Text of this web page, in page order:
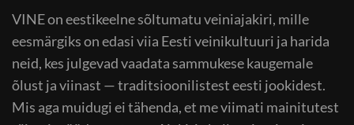
VINE on eestikeelne sõltumatu veiniajakiri, mille
eesmärgiks on edasi viia Eesti veinikultuuri ja harida
neid, kes julgevad vaadata sammukese kaugemale
õlust ja viinast — traditsioonilistest eesti jookidest.
Mis aga muidugi ei tähenda, et me viimati mainitutest